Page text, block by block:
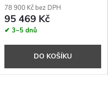
78 900 Kč bez DPH
95 469 Kč
✔ 3~5 dnů
DO KOŠÍKU